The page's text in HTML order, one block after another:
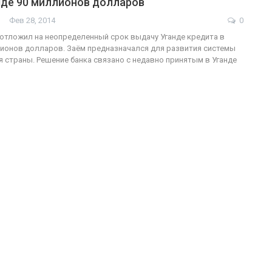
Фев 28, 2014
0
на неопределенный срок выдачу Уганде кредита в
долларов. Заём предназначался для развития системы
страны. Решение банка связано с недавно принятым в Уганде
ФОТО